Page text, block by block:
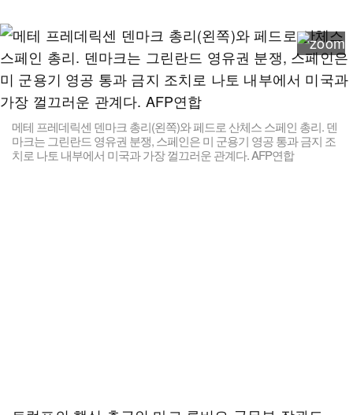
메테 프레데릭센 덴마크 총리(왼쪽)와 페드로 산체스 스페인 총리. 덴
마크는 그린란드 영유권 분쟁, 스페인은 미 군용기 영공 통과 금지 조
치로 나토 내부에서 미국과 가장 껄끄러운 관계다. AFP연합